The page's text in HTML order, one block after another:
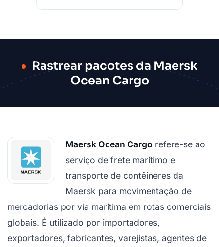
Rastrear pacotes da Maersk
Ocean Cargo
Maersk Ocean Cargo refere-se ao
serviço de frete marítimo e
transporte de contêineres da
Maersk para movimentação de
mercadorias por via marítima em rotas comerciais
globais. É utilizado por importadores,
exportadores, fabricantes, varejistas, agentes de